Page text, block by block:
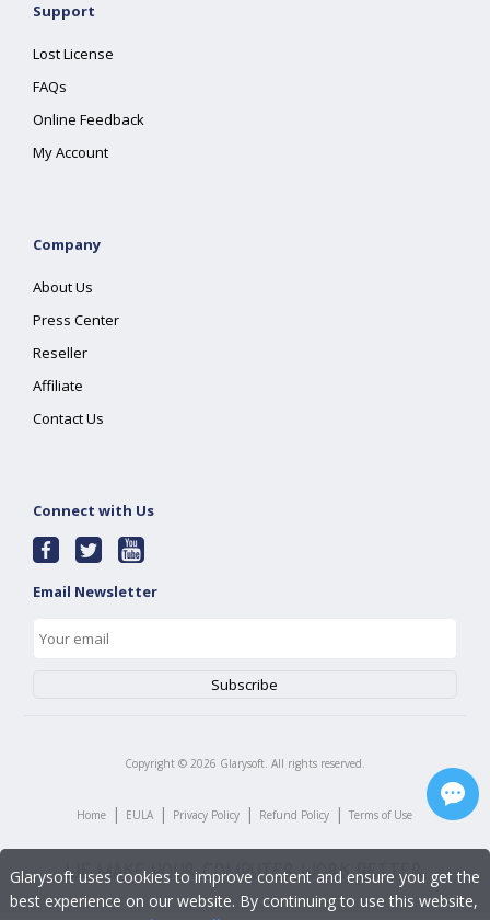
Support
Lost License
FAQs
Online Feedback
My Account
Company
About Us
Press Center
Reseller
Affiliate
Contact Us
Connect with Us
Email Newsletter
Copyright © 2026 Glarysoft. All rights reserved.
Home | EULA | Privacy Policy | Refund Policy | Terms of Use
Glarysoft uses cookies to improve content and ensure you get the
best experience on our website. By continuing to use this website,